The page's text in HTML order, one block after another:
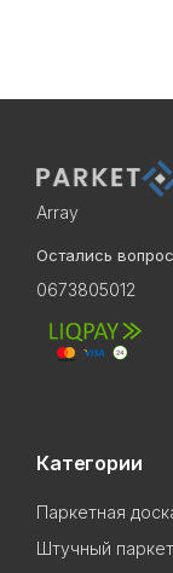
Array
Остались
0673805012
Категории
Паркетная
Штучный паркет